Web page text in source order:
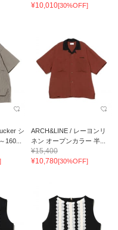
¥10,010[30%OFF]
シ
160...
ARCH&LINE / レーヨンリ
ネン オープンカラー 半...
¥15,400
¥10,780[30%OFF]